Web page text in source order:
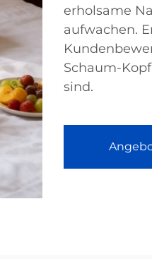
erholsame
aufwachen.
Schaum-
sind.